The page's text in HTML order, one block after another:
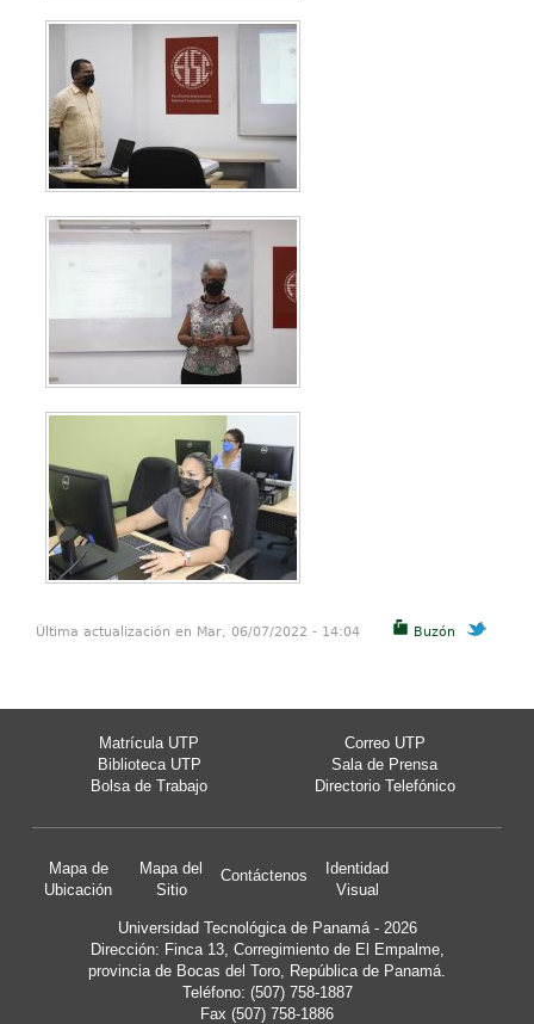
Buzón
Última actualización en Mar, 06/07/2022 - 14:04
Matrícula UTP
Correo UTP
Biblioteca UTP
Sala de Prensa
Bolsa de Trabajo
Directorio Telefónico
Mapa de
Ubicación
Mapa del
Sitio
Contáctenos
Identidad
Visual
Universidad Tecnológica de Panamá - 2026
Dirección: Finca 13, Corregimiento de El Empalme,
provincia de Bocas del Toro, República de Panamá.
Teléfono: (507) 758-1887
Fax (507) 758-1886